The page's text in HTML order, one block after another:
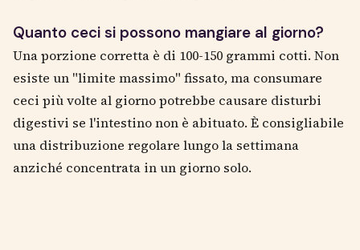
Quanto ceci si possono mangiare al giorno?
Una porzione corretta è di 100-150 grammi cotti. Non
esiste un "limite massimo" fissato, ma consumare
ceci più volte al giorno potrebbe causare disturbi
digestivi se l'intestino non è abituato. È consigliabile
una distribuzione regolare lungo la settimana
anziché concentrata in un giorno solo.